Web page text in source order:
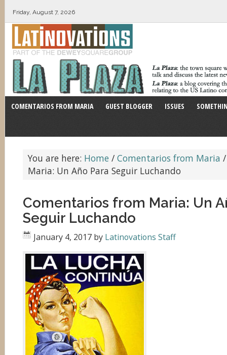
Friday, August 7, 2026
COMENTARIOS FROM MARIA GUEST BLOGGER ISSUES
You are here: Home / Comentarios from Maria /
Maria: Un Año Para Seguir Luchando
Comentarios from Maria: Un
Seguir Luchando
January 4, 2017 by Latinovations Staff